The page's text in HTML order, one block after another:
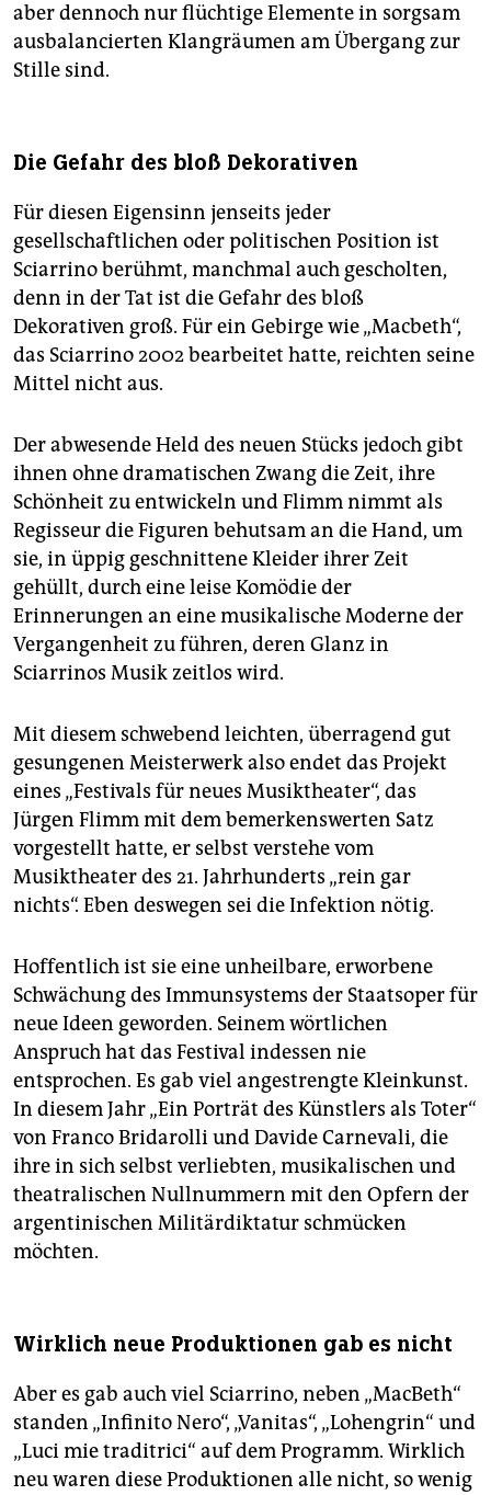
aber dennoch nur flüchtige Elemente in sorgsam
ausbalancierten Klangräumen am Übergang zur
Stille sind.
Die Gefahr des bloß Dekorativen
Für diesen Eigensinn jenseits jeder
gesellschaftlichen oder politischen Position ist
Sciarrino berühmt, manchmal auch gescholten,
denn in der Tat ist die Gefahr des bloß
Dekorativen groß. Für ein Gebirge wie „Macbeth“,
das Sciarrino 2002 bearbeitet hatte, reichten seine
Mittel nicht aus.
Der abwesende Held des neuen Stücks jedoch gibt
ihnen ohne dramatischen Zwang die Zeit, ihre
Schönheit zu entwickeln und Flimm nimmt als
Regisseur die Figuren behutsam an die Hand, um
sie, in üppig geschnittene Kleider ihrer Zeit
gehüllt, durch eine leise Komödie der
Erinnerungen an eine musikalische Moderne der
Vergangenheit zu führen, deren Glanz in
Sciarrinos Musik zeitlos wird.
Mit diesem schwebend leichten, überragend gut
gesungenen Meisterwerk also endet das Projekt
eines „Festivals für neues Musiktheater“, das
Jürgen Flimm mit dem bemerkenswerten Satz
vorgestellt hatte, er selbst verstehe vom
Musiktheater des 21. Jahrhunderts „rein gar
nichts“. Eben deswegen sei die Infektion nötig.
Hoffentlich ist sie eine unheilbare, erworbene
Schwächung des Immunsystems der Staatsoper für
neue Ideen geworden. Seinem wörtlichen
Anspruch hat das Festival indessen nie
entsprochen. Es gab viel angestrengte Kleinkunst.
In diesem Jahr „Ein Porträt des Künstlers als Toter“
von Franco Bridarolli und Davide Carnevali, die
ihre in sich selbst verliebten, musikalischen und
theatralischen Nullnummern mit den Opfern der
argentinischen Militärdiktatur schmücken
möchten.
Wirklich neue Produktionen gab es nicht
Aber es gab auch viel Sciarrino, neben „MacBeth“
standen „Infinito Nero“, „Vanitas“, „Lohengrin“ und
„Luci mie traditrici“ auf dem Programm. Wirklich
neu waren diese Produktionen alle nicht, so wenig